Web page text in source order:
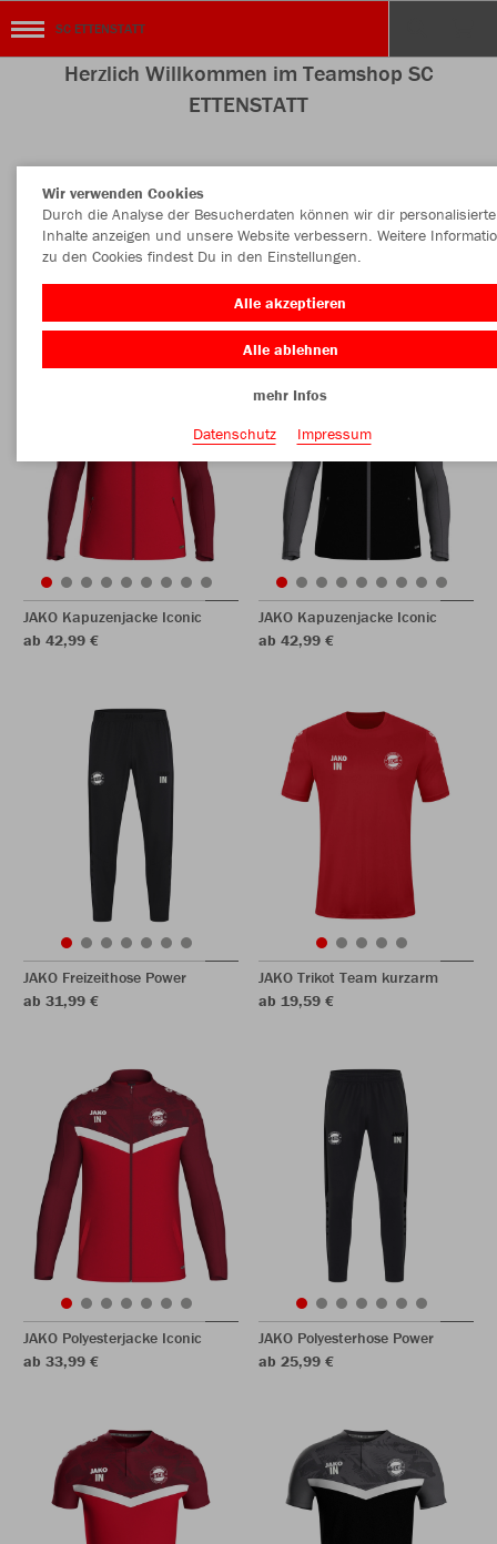
SC ETTENSTATT
Herzlich Willkommen im Teamshop SC
ETTENSTATT
Nachhaltig Farbe
JAKO Kapuzenjacke Iconic
ab 42,99 €
JAKO Kapuzenjacke Iconic
ab 42,99 €
JAKO Freizeithose Power
ab 31,99 €
JAKO Trikot Team kurzarm
ab 19,59 €
JAKO Polyesterjacke Iconic
ab 33,99 €
JAKO Polyesterhose Power
ab 25,99 €
Wir verwenden Cookies
Durch die Analyse der Besucherdaten können wir dir personalisierte
Inhalte anzeigen und unsere Website verbessern. Weitere
zu den Cookies findest Du in den Einstellungen.
Alle akzeptieren
Alle ablehnen
mehr Infos
Datenschutz
Impressum